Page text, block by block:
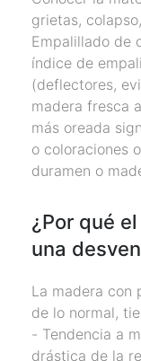
grietas,
Empalillado de
índice de
(deflectores,
madera fresca
más oreada
o coloraciones
duramen o
¿Por qué
una
La madera con
de lo normal,
- Tendencia a
drástica de la